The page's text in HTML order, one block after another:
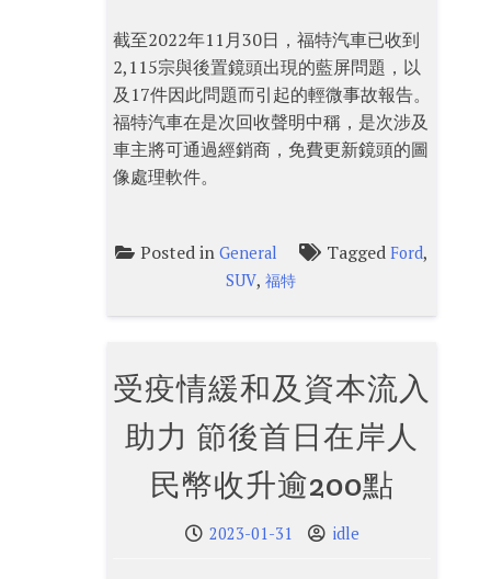
截至2022年11月30日，福特汽車已收到
2,115宗與後置鏡頭出現的藍屏問題，以
及17件因此問題而引起的輕微事故報告。
福特汽車在是次回收聲明中稱，是次涉及
車主將可通過經銷商，免費更新鏡頭的圖
像處理軟件。
Posted inGeneral TaggedFord,
SUV,福特
受疫情緩和及資本流入
助力 節後首日在岸人
民幣收升逾200點
2023-01-31 idle